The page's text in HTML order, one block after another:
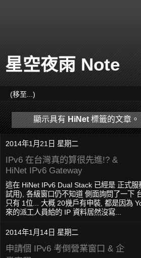
星空夜雨 Note
顯示具有 HiNet標籤的文章。
2014年1月21日 星期二
IPv6 在台灣真的算很先進!? &
HiNet IPv6 Gateway
這在 HiNet IPv6 Dual Stack 已經是 正式
試用), 各級窗口仍不知道 側面詢問了一下
只有 1位... 大概 20幾戶有申裝, 都是因為
來的派工人員給的 IP 資料居然沒寫...
2014年1月14日 星期二
申請個 IPv6 考倒營業窗口 & 企